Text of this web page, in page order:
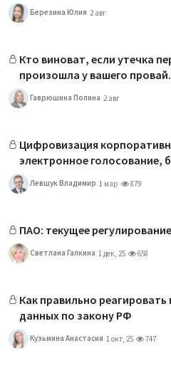
Березина Юлия 2 авг
Кто виноват, если утечка
произошла у вашего
Гаврюшина Полина 2 авг
Цифровизация
электронное голосование,
Левшук Владимир 1 мар 879
ПАО: текущее
Светлана Галкина 1 дек, 25 658
Как правильно
данных по закону РФ
Кузьмина Анастасия 1 окт, 25 747